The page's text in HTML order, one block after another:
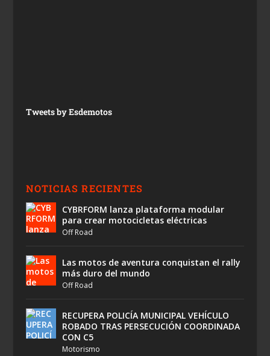
Tweets by Esdemotos
NOTICIAS RECIENTES
CYBRFORM lanza plataforma modular
para crear motocicletas eléctricas
Off Road
Las motos de aventura conquistan el rally
más duro del mundo
Off Road
RECUPERA POLICÍA MUNICIPAL VEHÍCULO
ROBADO TRAS PERSECUCIÓN COORDINADA
CON C5
Motorismo